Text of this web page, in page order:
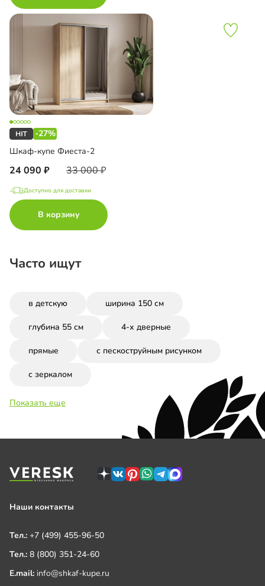
-27%
Шкаф-купе Фиеста-2
24 090 33 000
Доступно для доставки
В корзину
Часто ищут
в детскую ширина 150 см
глубина 55 см 4-х дверные
прямые с пескоструйным рисунком
с зеркалом
Показать еще
Наши контакты
Тел.: +7 (499) 455-96-50
Тел.: 8 (800) 351-24-60
E.mail: info@shkaf-kupe.ru